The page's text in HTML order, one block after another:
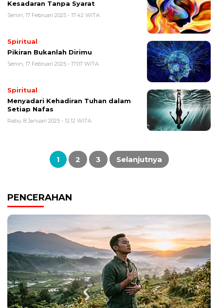
Kesadaran Tanpa Syarat
Senin, 17 Februari 2025 - 17:42 WITA
Spiritual
Pikiran Bukanlah Dirimu
Senin, 17 Februari 2025 - 17:07 WITA
Spiritual
Menyadari Kehadiran Tuhan dalam
Setiap Nafas
Rabu, 8 Januari 2025 - 12:12 WITA
Paginasi
1 2 3 Selanjutnya
PENCERAHAN